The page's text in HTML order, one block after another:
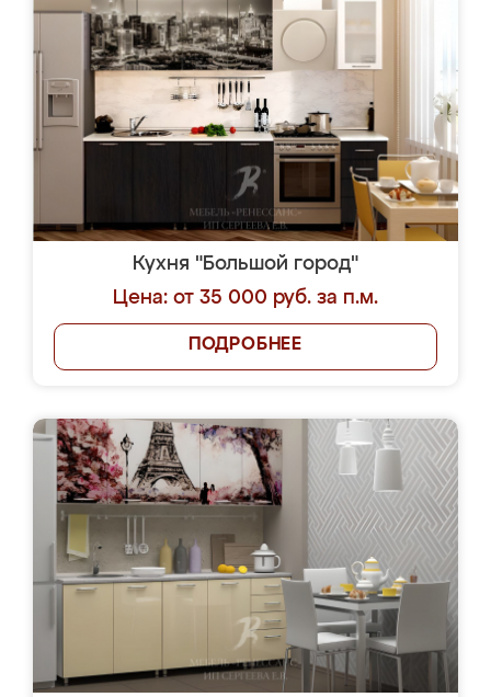
Кухня "Большой город"
Цена: от 35 000 руб. за п.м.
ПОДРОБНЕЕ